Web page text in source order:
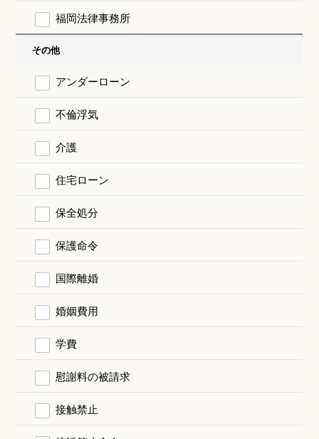
福岡法律事務所
その他
アンダーローン
不倫浮気
介護
住宅ローン
保全処分
保護命令
国際離婚
婚姻費用
学費
慰謝料の被請求
接触禁止